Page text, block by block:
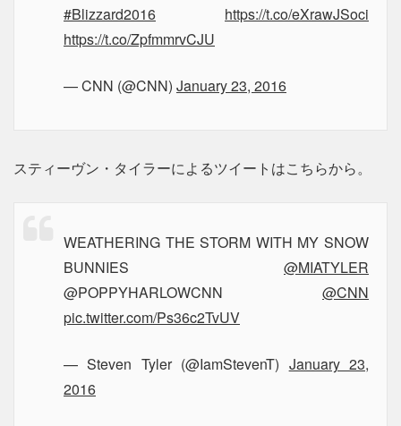
#Blizzard2016
https://t.co/eXrawJSoci
https://t.co/ZpfmmrvCJU
— CNN (@CNN) January 23, 2016
スティーヴン・タイラーによるツイートはこちらから。
WEATHERING THE STORM WITH MY SNOW
BUNNIES @MIATYLER
@POPPYHARLOWCNN @CNN
pic.twitter.com/Ps36c2TvUV
— Steven Tyler (@IamStevenT) January 23,
2016